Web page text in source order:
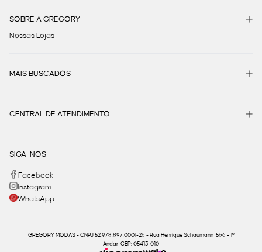
SOBRE A GREGORY
Nossas Lojas
MAIS BUSCADOS
CENTRAL DE ATENDIMENTO
SIGA-NOS
Facebook
Instagram
WhatsApp
GREGORY MODAS - CNPJ 52.978.897.0001-26 - Rua Henrique Schaumann, 566 - 1º
Andar, CEP: 05413-010